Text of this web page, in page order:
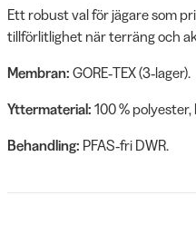
Ett robust val för jägare som
tillförlitlighet när terräng och
Membran: GORE‑TEX (3‑lager).
Yttermaterial: 100 %
Behandling: PFAS‑fri DWR.